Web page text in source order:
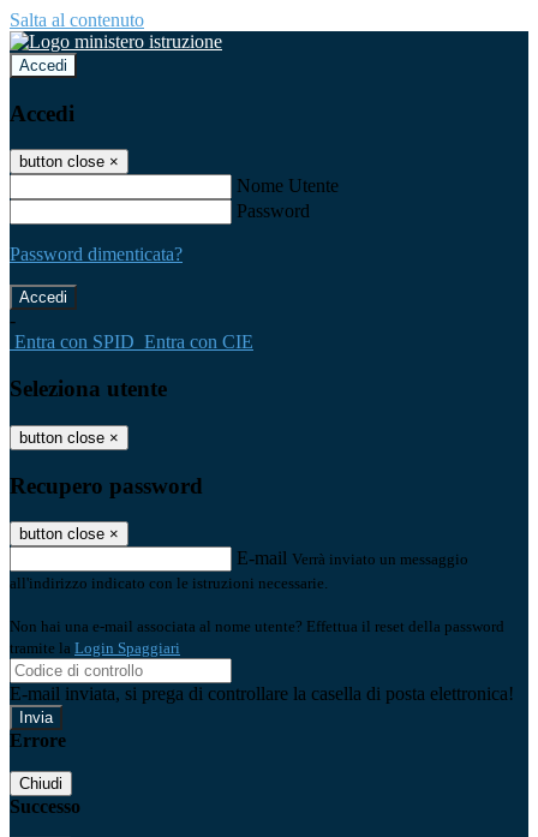
Salta al contenuto
Accedi
Accedi
button close ×
Nome Utente
Password
Password dimenticata?
-
Entra con SPID Entra con CIE
Seleziona utente
button close ×
Recupero password
button close ×
E-mail Verrà inviato un messaggio
all'indirizzo indicato con le istruzioni necessarie.
Non hai una e-mail associata al nome utente? Effettua il reset della password
tramite la Login Spaggiari
E-mail inviata, si prega di controllare la casella di posta elettronica!
Errore
Chiudi
Successo